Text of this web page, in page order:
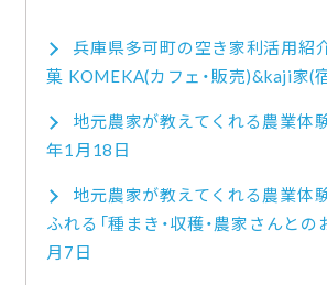
兵庫県多可町の空き家利活用紹
菓 KOMEKA(カフェ・販売)&kaji家(
地元農家が教えてくれる農業
年1月18日
地元農家が教えてくれる農業
ふれる「種まき・収穫・農家さんと
月7日